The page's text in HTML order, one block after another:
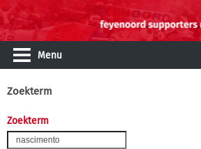
Menu
Zoekterm
Zoekterm